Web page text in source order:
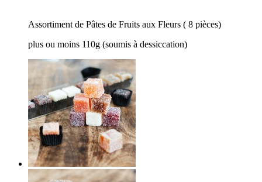
Assortiment de Pâtes de Fruits aux Fleurs ( 8 pièces)
plus ou moins 110g (soumis à dessiccation)